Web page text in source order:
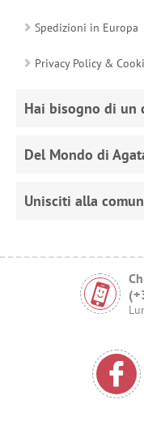
Spedizioni in Europa
Privacy Policy &
Hai bisogno di un
Del Mondo di
Unisciti alla